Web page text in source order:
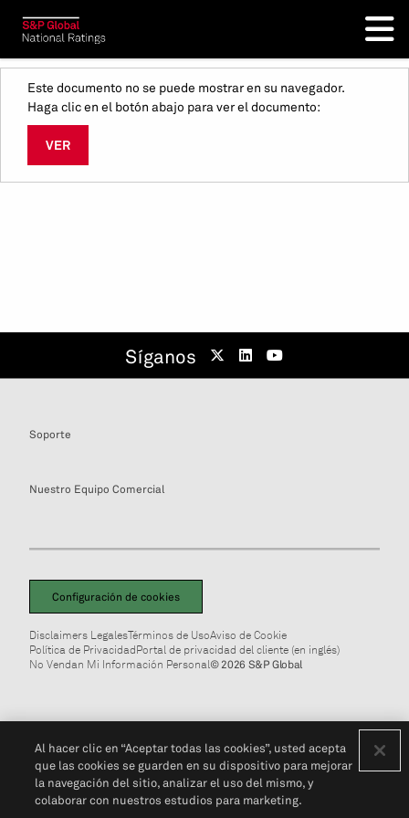
Este documento no se puede mostrar en su navegador.
Haga clic en el botón abajo para ver el documento:
VER
Síganos
Soporte
Nuestro Equipo Comercial
Configuración de cookies
Disclaimers LegalesTérminos de UsoAviso de Cookie
Política de PrivacidadPortal de privacidad del cliente (en inglés)
No Vendan Mi Información Personal© 2026 S&P Global
Al hacer clic en “Aceptar todas las cookies”, usted acepta
que las cookies se guarden en su dispositivo para mejorar
la navegación del sitio, analizar el uso del mismo, y
colaborar con nuestros estudios para marketing.